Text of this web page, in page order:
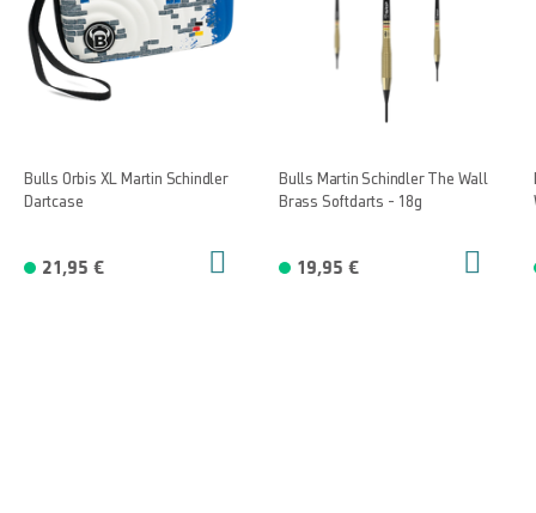
Bulls Orbis XL Martin Schindler
Dartcase
21,95 €
Bulls Martin Schindler The Wall
Brass Softdarts - 18g
19,95 €